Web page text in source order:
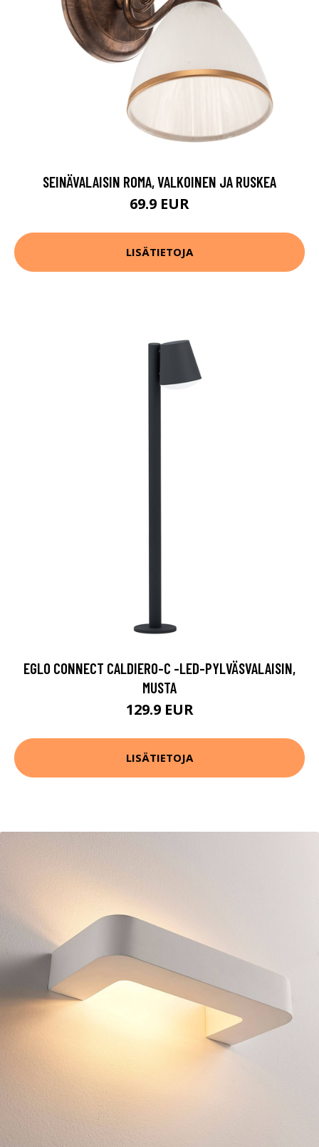
SEINÄVALAISIN ROMA, VALKOINEN JA RUSKEA
69.9 EUR
LISÄTIETOJA
EGLO CONNECT CALDIERO-C -LED-PYLVÄSVALAISIN,
MUSTA
129.9 EUR
LISÄTIETOJA